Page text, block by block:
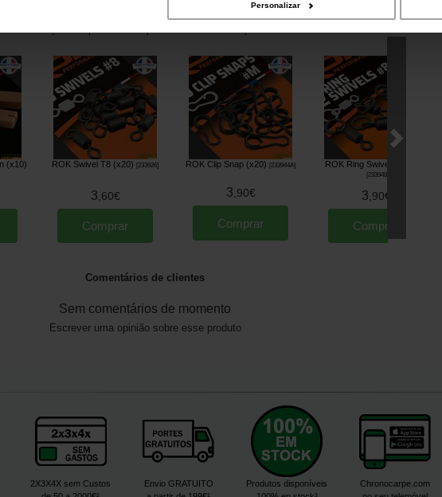
Personalizar
este artigo:
(x10) ROK Swivel T8 (x20) [233926]
3 60€
Comprar
ROK Clip Snap (x20) [233944A]
3,90€
Comprar
ROK Ring Swivel T8 (x12)
233948
3 90€
Comprar
Comentários de clientes
Sem comentários de momento
Escrever uma opinião sobre esse produto
2X3X4X sem Custos
Envio GRATUITO
Produtos disponíveis
Chronocarpe.com